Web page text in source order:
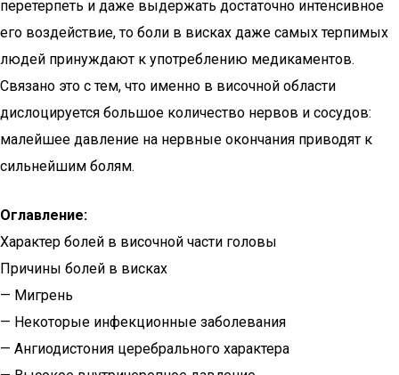
перетерпеть и даже выдержать достаточно интенсивное
его воздействие, то боли в висках даже самых терпимых
людей принуждают к употреблению медикаментов.
Связано это с тем, что именно в височной области
дислоцируется большое количество нервов и сосудов:
малейшее давление на нервные окончания приводят к
сильнейшим болям.
Оглавление:
Характер болей в височной части головы
Причины болей в висках
— Мигрень
— Некоторые инфекционные заболевания
— Ангиодистония церебрального характера